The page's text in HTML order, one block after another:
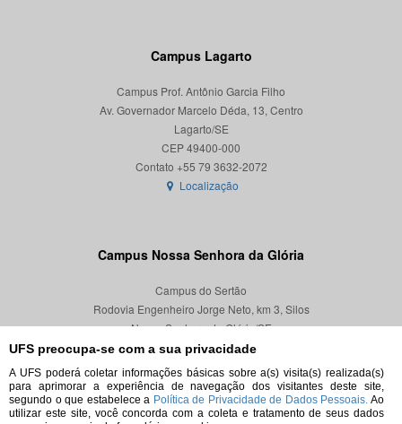
UFS preocupa-se com a sua privacidade
A UFS poderá coletar informações básicas sobre a(s) visita(s) realizada(s)
para aprimorar a experiência de navegação dos visitantes deste site,
segundo o que estabelece a Política de Privacidade de Dados Pessoais. Ao
utilizar este site, você concorda com a coleta e tratamento de seus dados
Campus Lagarto
Campus Prof. Antônio Garcia Filho
Av. Governador Marcelo Déda, 13, Centro
Lagarto/SE
CEP 49400-000
Localização
Campus Nossa Senhora da Glória
Campus do Sertão
Rodovia Engenheiro Jorge Neto, km 3, Silos
Nossa Senhora da Glória/SE
CEP 49680-000
Localização